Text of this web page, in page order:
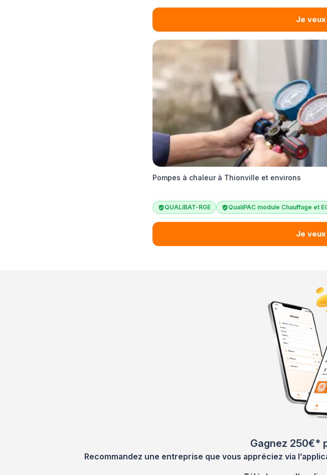
Je
Pompes à chaleur à Thionville et environs
QUALIBAT-RGE QualiPAC module Chauffage et
Je
Gagnez 250€*
Recommandez une entreprise que vous appréciez via